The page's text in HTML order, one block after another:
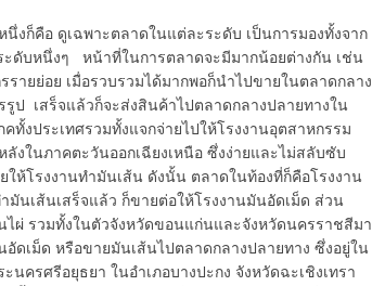
คือ ดูเฉพาะตลาดในแต่ละระดับ เป็นการมองทั้งจาก
ดับหนึ่งๆ หน้าที่ในการตลาดจะมีมากน้อยต่างกัน เช่น
ายย่อย เมื่อรวบรวมได้มากพอก็นำไปขายในตลาดกลาง
ป เสร็จแล้วก็จะส่งสินค้าไปตลาดกลางปลายทางใน
ทั้งประเทศรวมทั้งแจกจ่ายไปให้โรงงานอุตสาหกรรม
ในภาคตะวันออกเฉียงเหนือ ซึ่งง่ายและไม่สลับซับ
ห้โรงงานทำมันเส้น ดังนั้น ตลาดในท้องที่ก็คือโรงงาน
มันเส้นเสร็จแล้ว ก็ขายต่อให้โรงงานมันอัดเม็ด ส่วน
ผ่ รวมทั้งในตัวจังหวัดขอนแก่นและจังหวัดนครราชสีมา
ดเม็ด หรือขายมันเส้นไปตลาดกลางปลายทาง ซึ่งอยู่ใน
นครศรีอยุธยา ในอำเภอบางปะกง จังหวัดฉะเชิงเทรา